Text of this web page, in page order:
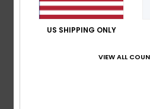
Value for money: 4
US SHIPPING ONLY
VIEW ALL